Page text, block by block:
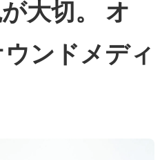
大切。 オ
ンドメディ